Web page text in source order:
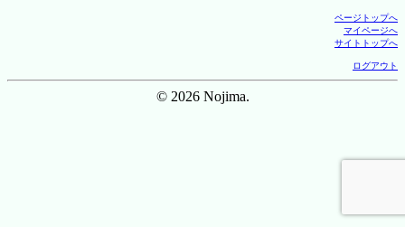
ページトップへ
マイページへ
サイトトップへ
ログアウト
© 2026 Nojima.